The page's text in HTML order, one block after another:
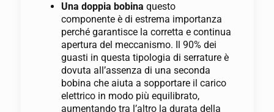
Una doppia bobina questo
componente è di estrema importanza
perché garantisce la corretta e continua
apertura del meccanismo. Il 90% dei
guasti in questa tipologia di serrature è
dovuta all’assenza di una seconda
bobina che aiuta a sopportare il carico
elettrico in modo più equilibrato,
aumentando tra l’altro la durata della